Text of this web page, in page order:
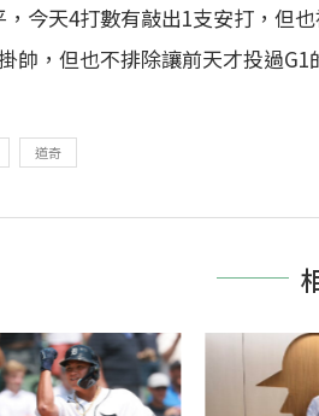
今天4打數有敲出1支安打，但
帥，但也不排除讓前天才投過
道奇